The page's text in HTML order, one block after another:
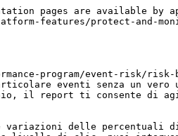
di determinati flag (ad es. l'uso di VPN in alcuni vertical).
* **Cosa stanno vedendo i tuoi team interni antifrode o di compliance?** Confronta i dati di Event Risk con i tuoi segnali interni.

Se dovessero sorgere ulteriori dubbi di frode, [contatta l'assistenza](https://impact.com/contact/support/) e includi quanti più dettagli possibile (ID partner, intervallo di date, set di dati, motivo della preoccupazione per il rischio).

#### Suggerimenti per la salute a lungo termine del programma

* **Promuovi la trasparenza delle sottofonti**: Per affrontare il rischio in modo più preciso, collabora con i tuoi partner per assicurarti che trasmettano gli identificatori delle sottofonti (spesso tramite parametri come Shared ID). Sebbene si tratti di un campo aperto che può essere utilizzato per varie metriche di reporting, disporre di dati granulari ti consente di isolare specifiche fonti problematiche senza dover penalizzare l'intero flusso di traffico del partner.
* **Esamina regolarmente**: Integra le informazioni di Rischio per partner nei tuoi controlli antifrode interni esaminando il report almeno settimanalmente. Invece di trattare la gestione del rischio come un esercizio reattivo, [pianifica il report](/brand/it/what-would-you-like-to-learn-about/platform-features/multi-program-reports/report-management/schedule-reports.md) per automatizzare le notifiche direttamente nella tua casella di posta.
* **Usa tutele contrattuali**: Valuta di includere nei tuoi contratti una clausola che definisca come gestire gli eventi segnalati. Consulta il tuo team legale per [redigere termini](/brand/it/what-would-you-like-to-learn-about/platform-features/protect-and-monitor-your-performance-program/event-risk/understanding-and-interpreting-event-risk-data.md) adatti alla tua